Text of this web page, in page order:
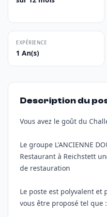
EXPÉRIENCE
1 An(s)
Description du
Vous avez le goût du
Le groupe L'ANCIENNE
Restaurant à Reichstett
de restauration
Le poste est polyvalent et
vous être proposé tel que :